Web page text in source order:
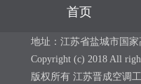
首页
地址：江苏省盐城市国家
Copyright (c) 2018 All
版权所有 江苏晋成空调